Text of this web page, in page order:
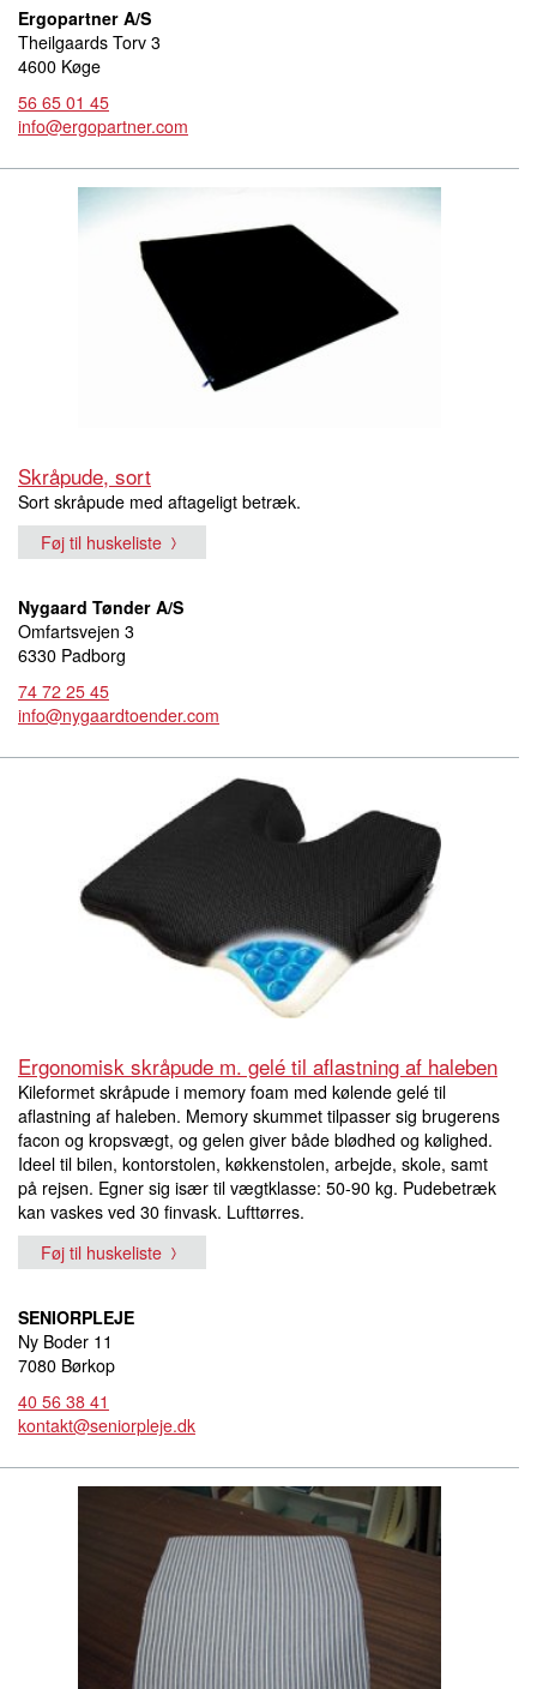
Ergopartner A/S
Theilgaards Torv 3
4600 Køge
56 65 01 45
info@ergopartner.com
Skråpude, sort
Sort skråpude med aftageligt betræk.
Føj til huskeliste
Nygaard Tønder A/S
Omfartsvejen 3
6330 Padborg
74 72 25 45
info@nygaardtoender.com
Ergonomisk skråpude m. gelé til aflastning af haleben
Kileformet skråpude i memory foam med kølende gelé til
aflastning af haleben. Memory skummet tilpasser sig brugerens
facon og kropsvægt, og gelen giver både blødhed og kølighed.
Ideel til bilen, kontorstolen, køkkenstolen, arbejde, skole, samt
på rejsen. Egner sig især til vægtklasse: 50-90 kg. Pudebetræk
kan vaskes ved 30 finvask. Lufttørres.
Føj til huskeliste
SENIORPLEJE
Ny Boder 11
7080 Børkop
40 56 38 41
kontakt@seniorpleje.dk